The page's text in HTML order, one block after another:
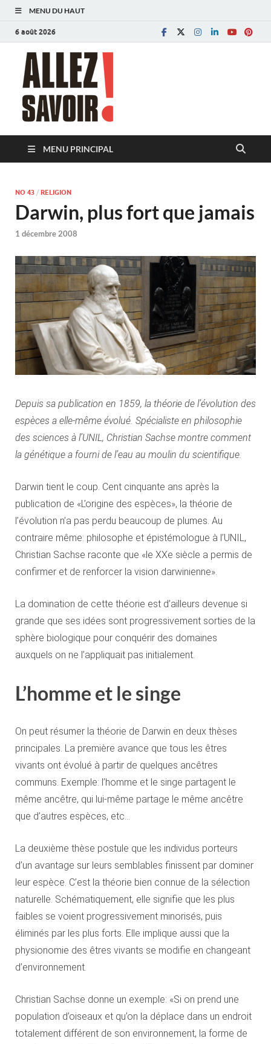
MENU DU HAUT
6 août 2026
MENU PRINCIPAL
NO 43 / RELIGION
Darwin, plus fort que jamais
1 décembre 2008
Depuis sa publication en 1859, la théorie de l’évolution des
espèces a elle-même évolué. Spécialiste en philosophie
des sciences à l’UNIL, Christian Sachse montre comment
la génétique a fourni de l’eau au moulin du scientifique.
Darwin tient le coup. Cent cinquante ans après la
publication de «L’origine des espèces», la théorie de
l’évolution n’a pas perdu beaucoup de plumes. Au
contraire même: philosophe et épistémologue à l’UNIL,
Christian Sachse raconte que «le XXe siècle a permis de
confirmer et de renforcer la vision darwinienne».
La domination de cette théorie est d’ailleurs devenue si
grande que ses idées sont progressivement sorties de la
sphère biologique pour conquérir des domaines
auxquels on ne l’appliquait pas initialement.
L’homme et le singe
On peut résumer la théorie de Darwin en deux thèses
principales. La première avance que tous les êtres
vivants ont évolué à partir de quelques ancêtres
communs. Exemple: l’homme et le singe partagent le
même ancêtre, qui lui-même partage le même ancêtre
que d’autres espèces, etc…
La deuxième thèse postule que les individus porteurs
d’un avantage sur leurs semblables finissent par dominer
leur espèce. C’est la théorie bien connue de la sélection
naturelle. Schématiquement, elle signifie que les plus
faibles se voient progressivement minorisés, puis
éliminés par les plus forts. Elle implique aussi que la
physionomie des êtres vivants se modifie en changeant
d’environnement.
Christian Sachse donne un exemple: «Si on prend une
population d’oiseaux et qu’on la déplace dans un endroit
totalement différent de son environnement, la forme de